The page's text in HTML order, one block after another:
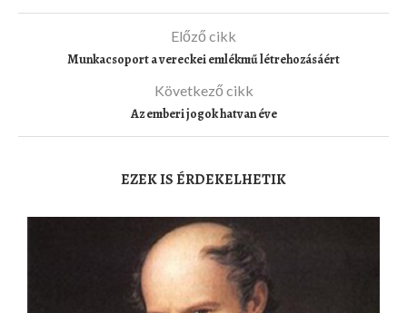
Előző cikk
Munkacsoport a vereckei emlékmű létrehozásáért
Következő cikk
Az emberi jogok hatvan éve
EZEK IS ÉRDEKELHETIK